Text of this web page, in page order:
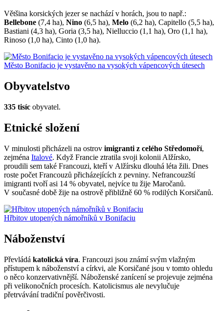
Většina korsických jezer se nachází v horách, jsou to např.:
Bellebone (7,4 ha), Nino (6,5 ha), Melo (6,2 ha), Capitello (5,5 ha),
Bastiani (4,3 ha), Goria (3,5 ha), Nielluccio (1,1 ha), Oro (1,1 ha),
Rinoso (1,0 ha), Cinto (1,0 ha).
Město Bonifacio je vystavěno na vysokých vápencových útesech
Obyvatelstvo
335 tisíc obyvatel.
Etnické složení
V minulosti přicházeli na ostrov imigranti z celého Středomoří,
zejména Italové. Když Francie ztratila svoji kolonii Alžírsko,
proudili sem také Francouzi, kteří v Alžírsku dlouhá léta žili. Dnes
roste počet Francouzů přicházejících z pevniny. Nefrancouzští
imigranti tvoří asi 14 % obyvatel, nejvíce tu žije Maročanů.
V současné době žije na ostrově přibližně 60 % rodilých Korsičanů.
Hřbitov utopených námořníků v Bonifaciu
Náboženství
Převládá katolická víra. Francouzi jsou známí svým vlažným
přístupem k náboženství a církvi, ale Korsičané jsou v tomto ohledu
o něco konzervativnější. Náboženské zanícení se projevuje zejména
při velikonočních procesích. Katolicismus ale nevylučuje
přetrvávání tradiční pověrčivosti.